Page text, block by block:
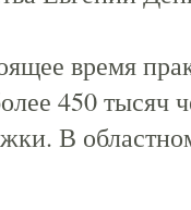
время
450 тысяч
В